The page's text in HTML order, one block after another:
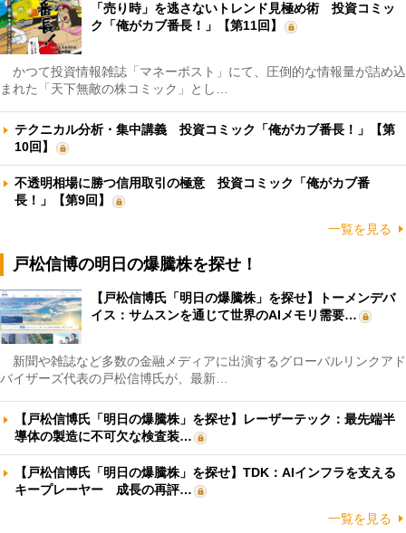
「売り時」を逃さないトレンド見極め術 投資コミッ
ク「俺がカブ番長！」【第11回】
かつて投資情報雑誌「マネーポスト」にて、圧倒的な情報量が詰め込
まれた「天下無敵の株コミック」とし…
テクニカル分析・集中講義 投資コミック「俺がカブ番長！」【第
10回】
不透明相場に勝つ信用取引の極意 投資コミック「俺がカブ番
長！」【第9回】
一覧を見る
戸松信博の明日の爆騰株を探せ！
【戸松信博氏「明日の爆騰株」を探せ】トーメンデバ
イス：サムスンを通じて世界のAIメモリ需要…
新聞や雑誌など多数の金融メディアに出演するグローバルリンクアド
バイザーズ代表の戸松信博氏が、最新…
【戸松信博氏「明日の爆騰株」を探せ】レーザーテック：最先端半
導体の製造に不可欠な検査装…
【戸松信博氏「明日の爆騰株」を探せ】TDK：AIインフラを支える
キープレーヤー 成長の再評…
一覧を見る